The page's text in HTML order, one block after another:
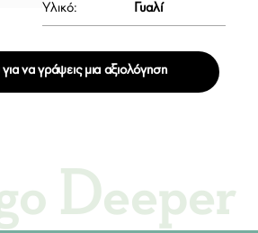
Υλικό: Γυαλί
να γράψεις μια αξιολόγηση
Deeper